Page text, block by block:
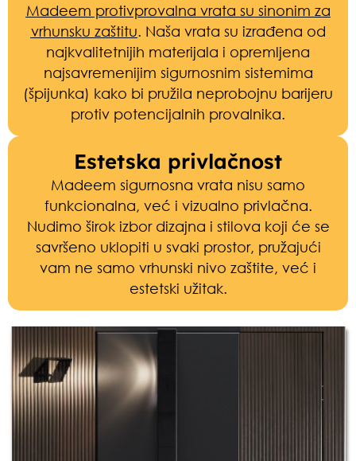
Madeem protivprovalna vrata su sinonim za
vrhunsku zaštitu. Naša vrata su izrađena od
najkvalitetnijih materijala i opremljena
najsavremenijim sigurnosnim sistemima
(špijunka) kako bi pružila neprobojnu barijeru
protiv potencijalnih provalnika.
Estetska privlačnost
Madeem sigurnosna vrata nisu samo
funkcionalna, već i vizualno privlačna.
Nudimo širok izbor dizajna i stilova koji će se
savršeno uklopiti u svaki prostor, pružajući
vam ne samo vrhunski nivo zaštite, već i
estetski užitak.